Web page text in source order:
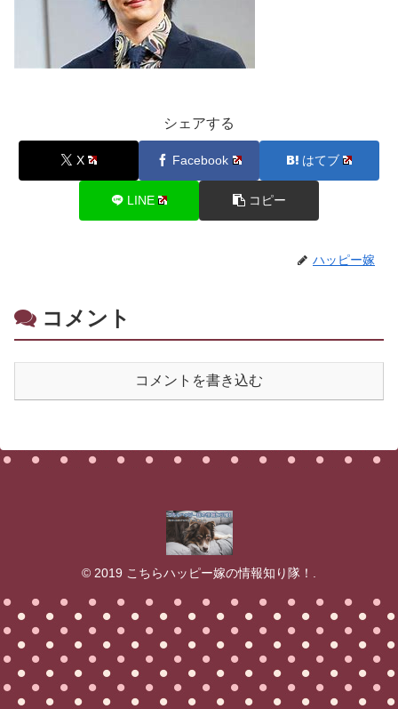
シェアする
X Facebook はてブ
LINE コピー
ハッピー嫁
コメント
コメントを書き込む
© 2019 こちらハッピー嫁の情報知り隊！.